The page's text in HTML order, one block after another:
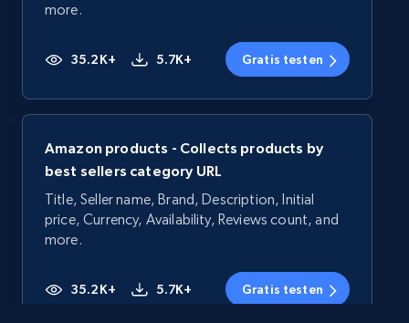
more.
35.2K+ 5.7K+ Gratis testen
Amazon products - Collects products by
best sellers category URL
Title, Seller name, Brand, Description, Initial
price, Currency, Availability, Reviews count, and
more.
35.2K+ 5.7K+ Gratis testen